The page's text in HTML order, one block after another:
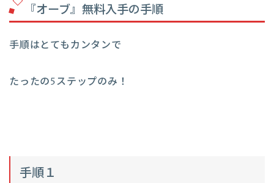
『オーブ』無料入手の手順
手順はとてもカンタンで
たったの5ステップのみ！
手順１